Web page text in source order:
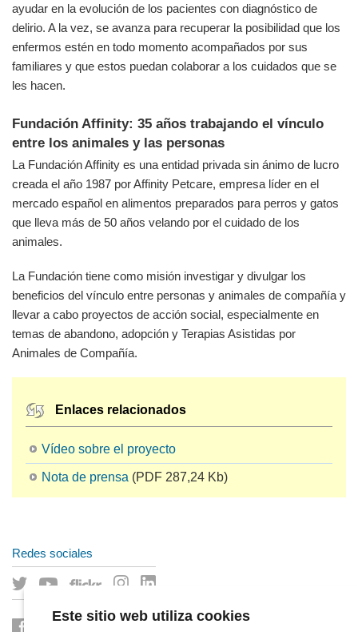
ayudar en la evolución de los pacientes con diagnóstico de
delirio. A la vez, se avanza para recuperar la posibilidad que los
enfermos estén en todo momento acompañados por sus
familiares y que estos puedan colaborar a los cuidados que se
les hacen.
Fundación Affinity: 35 años trabajando el vínculo
entre los animales y las personas
La Fundación Affinity es una entidad privada sin ánimo de lucro
creada el año 1987 por Affinity Petcare, empresa líder en el
mercado español en alimentos preparados para perros y gatos
que lleva más de 50 años velando por el cuidado de los
animales.
La Fundación tiene como misión investigar y divulgar los
beneficios del vínculo entre personas y animales de compañía y
llevar a cabo proyectos de acción social, especialmente en
temas de abandono, adopción y Terapias Asistidas por
Animales de Compañía.
Enlaces relacionados
Vídeo sobre el proyecto
Nota de prensa (PDF 287,24 Kb)
Redes sociales
Este sitio web utiliza cookies